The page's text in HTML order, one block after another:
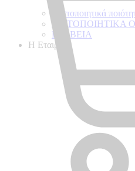
Πιστοποιητικά
ΠΙΣΤΟΠΟΙΗΤΙΚΑ
ΒΡΑΒΕΙΑ
Η Εταιρεια